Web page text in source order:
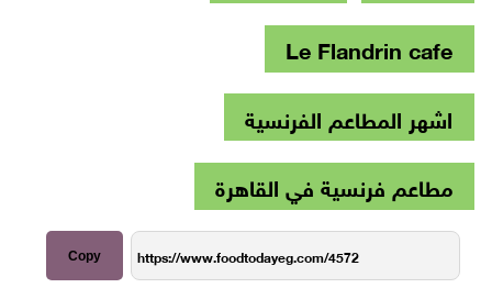
Le Flandrin cafe
اشهر المطاعم الفرنسية
مطاعم فرنسية في القاهرة
Copy